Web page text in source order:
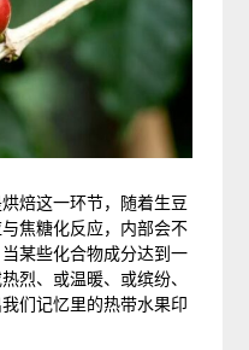
焙这一环节，随着生豆
焦糖化反应，内部会不
某些化合物成分达到一
烈、或温暖、或缤纷、
们记忆里的热带水果印